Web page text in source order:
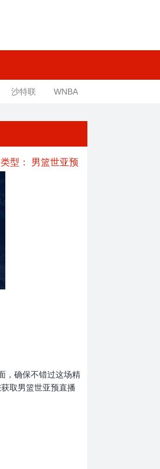
沙特联 WNBA
型： 男篮世亚预
，确保不错过这场精
取男篮世亚预直播